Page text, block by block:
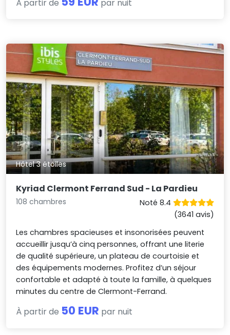
À partir de par nuit
Hôtel 3 étoiles
Kyriad Clermont Ferrand Sud - La Pardieu
108 chambres
Noté 8.4
(3641 avis)
Les chambres spacieuses et insonorisées peuvent
accueillir jusqu’à cinq personnes, offrant une literie
de qualité supérieure, un plateau de courtoisie et
des équipements modernes. Profitez d’un séjour
confortable et adapté à toute la famille, à quelques
minutes du centre de Clermont-Ferrand.
À partir de 50 EUR par nuit